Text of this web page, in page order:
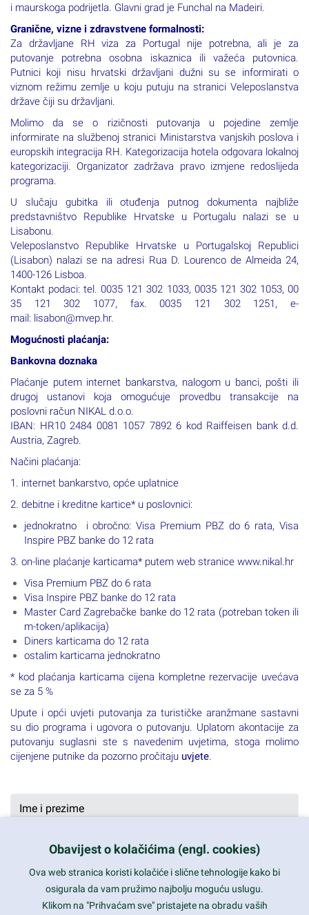
i maurskoga podrijetla. Glavni grad je Funchal na Madeiri.
Granične, vizne i zdravstvene formalnosti:
Za državljane RH viza za Portugal nije potrebna, ali je za
putovanje potrebna osobna iskaznica ili važeća putovnica.
Putnici koji nisu hrvatski državljani dužni su se informirati o
viznom režimu zemlje u koju putuju na stranici Veleposlanstva
države čiji su državljani.
Molimo da se o rizičnosti putovanja u pojedine zemlje
informirate na službenoj stranici Ministarstva vanjskih poslova i
europskih integracija RH. Kategorizacija hotela odgovara lokalnoj
kategorizaciji. Organizator zadržava pravo izmjene redoslijeda
programa.
U slučaju gubitka ili otuđenja putnog dokumenta najbliže
predstavništvo Republike Hrvatske u Portugalu nalazi se u
Lisabonu.
Veleposlanstvo Republike Hrvatske u Portugalskoj Republici
(Lisabon) nalazi se na adresi Rua D. Lourenco de Almeida 24,
1400-126 Lisboa.
Kontakt podaci: tel. 0035 121 302 1033, 0035 121 302 1053, 00
35 121 302 1077, fax. 0035 121 302 1251, e-
mail: lisabon@mvep.hr.
Mogućnosti plaćanja:
Bankovna doznaka
Plaćanje putem internet bankarstva, nalogom u banci, pošti ili
drugoj ustanovi koja omogućuje provedbu transakcije na
poslovni račun NIKAL d.o.o.
IBAN: HR10 2484 0081 1057 7892 6 kod Raiffeisen bank d.d.
Austria, Zagreb.
Načini plaćanja:
1. internet bankarstvo, opće uplatnice
2. debitne i kreditne kartice* u poslovnici:
jednokratno i obročno: Visa Premium PBZ do 6 rata, Visa
Inspire PBZ banke do 12 rata
3. on-line plaćanje karticama* putem web stranice www.nikal.hr
Visa Premium PBZ do 6 rata
Visa Inspire PBZ banke do 12 rata
Master Card Zagrebačke banke do 12 rata (potreban token ili
m-token/aplikacija)
Diners karticama do 12 rata
ostalim karticama jednokratno
* kod plaćanja karticama cijena kompletne rezervacije uvećava
se za 5 %
Upute i opći uvjeti putovanja za turističke aranžmane sastavni
su dio programa i ugovora o putovanju. Uplatom akontacije za
putovanju suglasni ste s navedenim uvjetima, stoga molimo
cijenjene putnike da pozorno pročitaju uvjete
Obavijest o kolačićima (engl. cookies)
Ova web stranica koristi kolačiće i slične tehnologije kako bi
osigurala da vam pružimo najbolju moguću uslugu.
Klikom na "Prihvaćam sve" pristajete na obradu vaših